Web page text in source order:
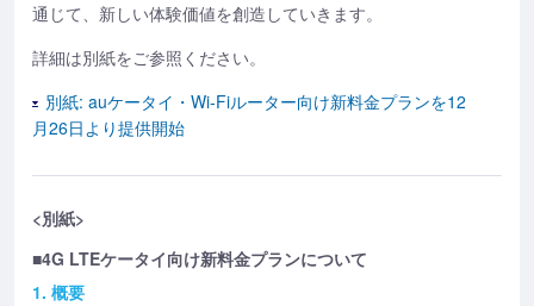
通じて、新しい体験価値を創造していきます。
詳細は別紙をご参照ください。
別紙: auケータイ・Wi-Fiルーター向け新料金プランを12
月26日より提供開始
<別紙>
■4G LTEケータイ向け新料金プランについて
1. 概要